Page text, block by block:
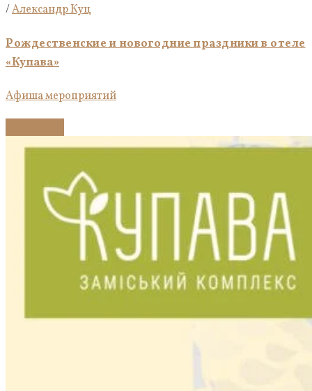
/Александр Куц
Рождественские и новогодние праздники в отеле
«Купава»
Афиша мероприятий